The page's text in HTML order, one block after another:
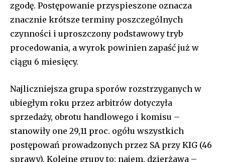
zgodę. Postępowanie przyspieszone oznacza
znacznie krótsze terminy poszczególnych
czynności i uproszczony podstawowy tryb
procedowania, a wyrok powinien zapaść już w
ciągu 6 miesięcy.
Najliczniejsza grupa sporów rozstrzyganych w
ubiegłym roku przez arbitrów dotyczyła
sprzedaży, obrotu handlowego i komisu –
stanowiły one 29,11 proc. ogółu wszystkich
postępowań prowadzonych przez SA przy KIG (46
sprawy). Kolejne grupy to: najem, dzierżawa –